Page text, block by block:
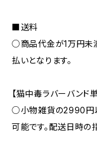
■送料
○商品代金が1万円未
払いとなります。
【猫中毒ラバーバンド
○小物雑貨の2990円
可能です。配送日時の